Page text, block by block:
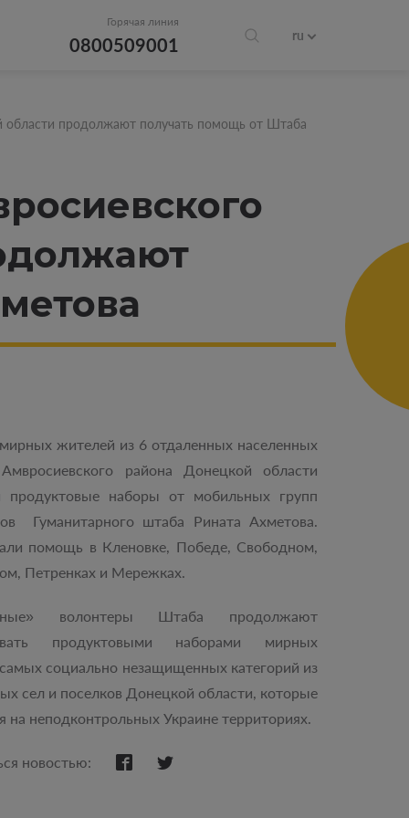
Горячая линия
0800509001 ru
продолжают получать помощь от Штаба
жителей из 6 отдаленных населенных
района Донецкой области
продуктовые наборы от мобильных групп
Гуманитарного штаба Рината Ахметова.
помощь в Кленовке, Победе, Свободном,
Петренках и Мережках.
волонтеры Штаба продолжают
продуктовыми наборами мирных
социально незащищенных категорий из
сел и поселков Донецкой области, которые
на неподконтрольных Украине территориях.
новостью: